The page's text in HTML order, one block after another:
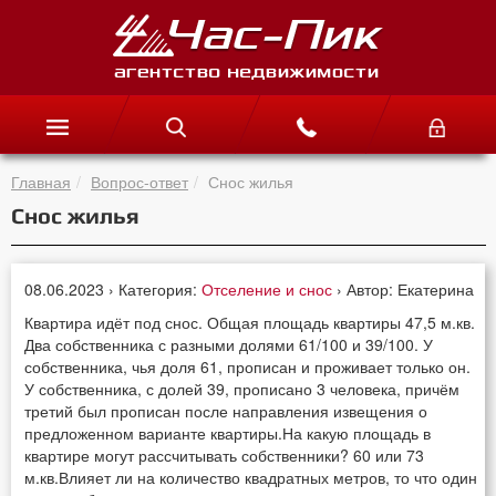
Главная Вопрос-ответ Снос жилья
Снос жилья
08.06.2023 › Категория:Отселение и снос › Автор: Екатерина
Квартира идёт под снос. Общая площадь квартиры 47,5 м.кв.
Два собственника с разными долями 61/100 и 39/100. У
собственника, чья доля 61, прописан и проживает только он.
У собственника, с долей 39, прописано 3 человека, причём
третий был прописан после направления извещения о
предложенном варианте квартиры.На какую площадь в
квартире могут рассчитывать собственники? 60 или 73
м.кв.Влияет ли на количество квадратных метров, то что один